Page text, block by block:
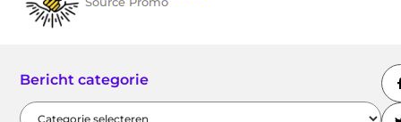
Bericht categorie